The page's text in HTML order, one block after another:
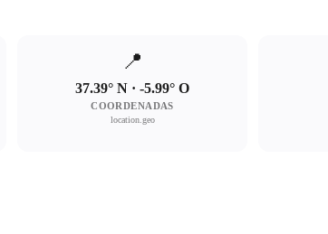
📍
37.39° N · -5.99° O
COORDENADAS
location.geo